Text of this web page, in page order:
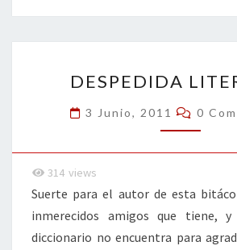
o
o
k
er dI
n
l
p
DESPEDIDA
3 Junio, 2011 0
314 views
Suerte para el autor de esta
inmerecidos amigos que tiene,
diccionario no encuentra para